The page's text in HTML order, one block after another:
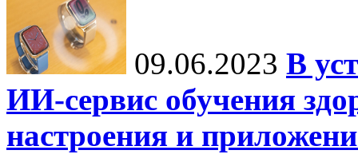
09.06.2023 В
ИИ-сервис обучения
настроения и